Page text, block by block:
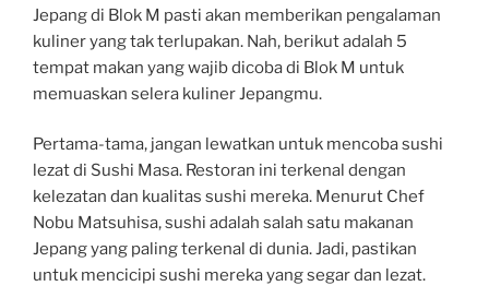
Jepang di Blok M pasti akan memberikan pengalaman
kuliner yang tak terlupakan. Nah, berikut adalah 5
tempat makan yang wajib dicoba di Blok M untuk
memuaskan selera kuliner Jepangmu.
Pertama-tama, jangan lewatkan untuk mencoba sushi
lezat di Sushi Masa. Restoran ini terkenal dengan
kelezatan dan kualitas sushi mereka. Menurut Chef
Nobu Matsuhisa, sushi adalah salah satu makanan
Jepang yang paling terkenal di dunia. Jadi, pastikan
untuk mencicipi sushi mereka yang segar dan lezat.